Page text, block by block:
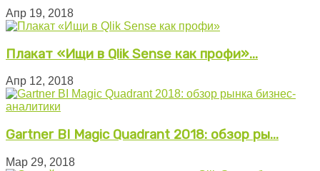
Апр 19, 2018
Плакат «Ищи в Qlik Sense как профи»...
Апр 12, 2018
Gartner BI Magic Quadrant 2018: обзор ры...
Мар 29, 2018